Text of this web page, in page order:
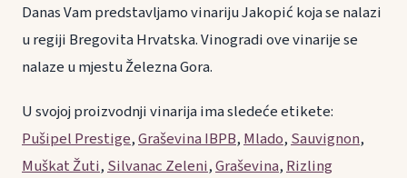
Danas Vam predstavljamo vinariju Jakopić koja se nalazi
u regiji Bregovita Hrvatska. Vinogradi ove vinarije se
nalaze u mjestu Železna Gora.
U svojoj proizvodnji vinarija ima sledeće etikete:
Pušipel Prestige,Graševina IBPB,Mlado,Sauvignon,
Muškat Žuti,Silvanac Zeleni,Graševina,Rizling